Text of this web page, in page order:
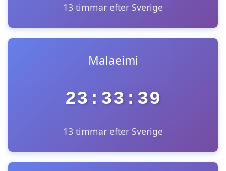
13 timmar efter Sverige
Malaeimi
23:33:39
13 timmar efter Sverige